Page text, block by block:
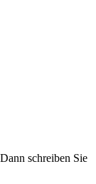
schreiben Sie